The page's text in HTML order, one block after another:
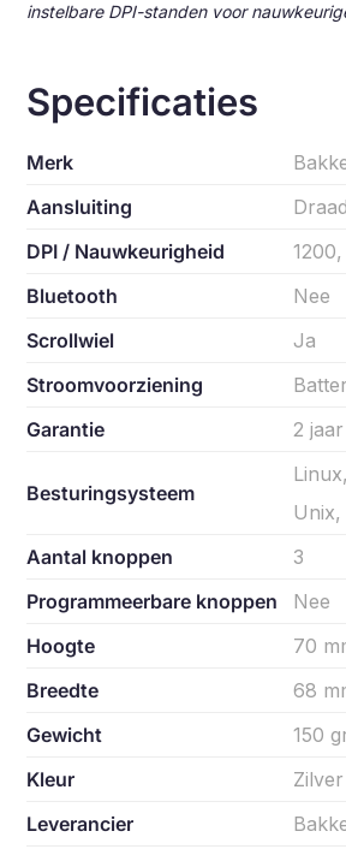
instelbare DPI-standen voor
Specificaties
Merk
Aansluiting
DPI / Nauwkeurigheid
Bluetooth
Nee
Scrollwiel
Ja
Stroomvoorziening
Garantie
2 jaar
Besturingsysteem
Unix,
Aantal knoppen
3
Programmeerbare knoppen
Nee
Hoogte
70
Breedte
68
Gewicht
150
Kleur
Leverancier